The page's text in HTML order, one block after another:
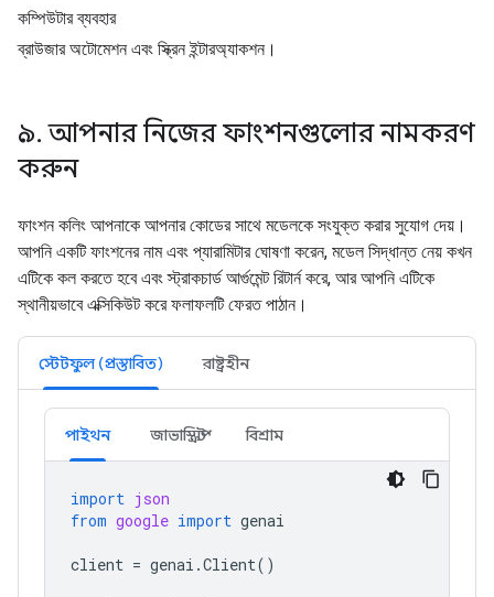
কম্পিউটার ব্যবহার
ব্রাউজার অটোমেশন এবং স্ক্রিন ইন্টারঅ্যাকশন।
৯. আপনার নিজের ফাংশনগুলোর নামকরণ
করুন
ফাংশন কলিং আপনাকে আপনার কোডের সাথে মডেলকে সংযুক্ত করার সুযোগ দেয়।
আপনি একটি ফাংশনের নাম এবং প্যারামিটার ঘোষণা করেন, মডেল সিদ্ধান্ত নেয় কখন
এটিকে কল করতে হবে এবং স্ট্রাকচার্ড আর্গুমেন্ট রিটার্ন করে, আর আপনি এটিকে
স্থানীয়ভাবে এক্সিকিউট করে ফলাফলটি ফেরত পাঠান।
স্টেটফুল (প্রস্তাবিত) রাষ্ট্রহীন
পাইথন জাভাস্ক্রিপ্ট বিশ্রাম
import json
from google import genai
client = genai .Client()